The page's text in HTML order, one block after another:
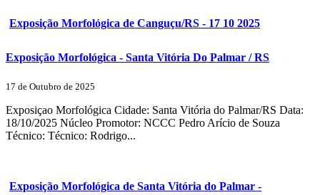
Exposição Morfológica de Canguçu/RS - 17 10 2025
Exposição Morfológica - Santa Vitória Do Palmar / RS
17 de Outubro de 2025
Exposiçao Morfológica Cidade: Santa Vitória do Palmar/RS Data:
18/10/2025 Núcleo Promotor: NCCC Pedro Arício de Souza
Técnico: Técnico: Rodrigo...
Exposição Morfológica de Santa Vitória do Palmar -